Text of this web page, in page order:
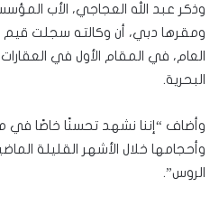
ومقرها دبي، أن وكالته سجلت قيم
العام، في المقام الأول في
البحرية.
وأضاف “إننا نشهد تحسنًا خاصًا في
وأحجامها خلال الأشهر القليلة
الروس”.